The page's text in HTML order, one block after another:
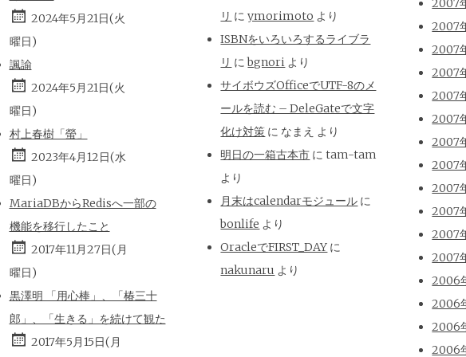
2024年5月21日(火
曜日)
諷諭
2024年5月21日(火
曜日)
村上春樹「螢」
2023年4月12日(水
曜日)
MariaDBからRedisへ一部の
機能を移行したこと
2017年11月27日(月
曜日)
黒澤明 「用心棒」、「椿三十
郎」、「生きる」を続けて観た
2017年5月15日(月
リ にymorimoto より
ISBNをいろいろするライブラ
リ にbgnori より
サイボウズOfficeでUTF-8のメ
ールを読む – DeleGateで文字
化け対策 に なまえ より
明日の一箱古本市 にtam-tam
より
月末はcalendarモジュール に
bonlife より
OracleでFIRST_DAY に
nakunaru より
2007
2007
2007
2007
2007
2007
2007
2007
2007
2007
2007
2007
2006
2006
2006
2006